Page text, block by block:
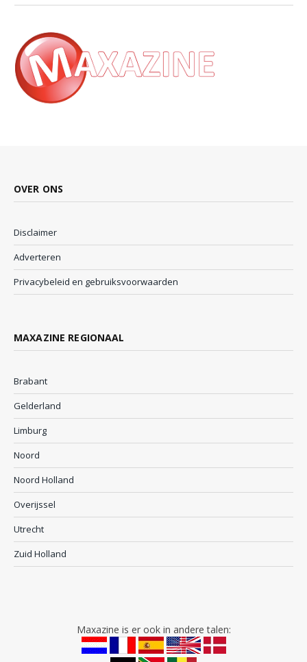
OVER ONS
Disclaimer
Adverteren
Privacybeleid en gebruiksvoorwaarden
MAXAZINE REGIONAAL
Brabant
Gelderland
Limburg
Noord
Noord Holland
Overijssel
Utrecht
Zuid Holland
Maxazine is er ook in andere talen: